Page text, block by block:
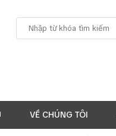
VỀ CHÚNG TÔI